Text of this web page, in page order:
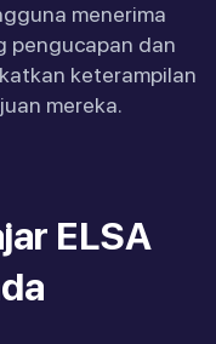
menerima
pengucapan dan
keterampilan
mereka.
ELSA